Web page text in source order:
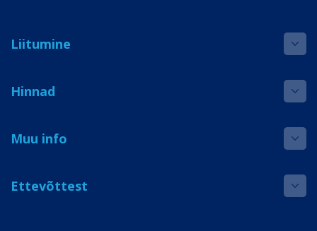
Liitumine
Hinnad
Muu info
Ettevõttest